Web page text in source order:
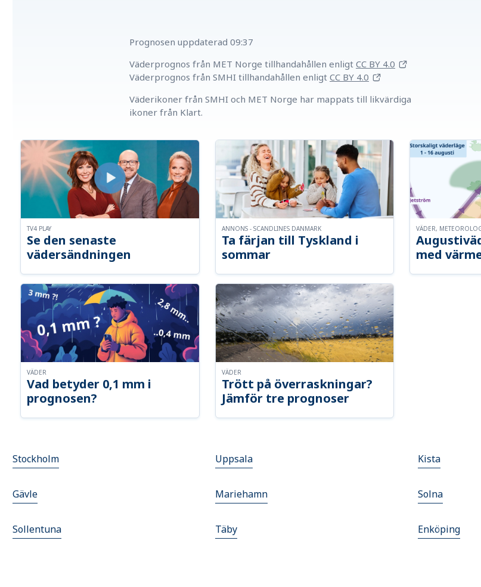
Prognosen uppdaterad 09:37
Väderprognos från MET Norge tillhandahållen enligt CC BY 4.0
Väderprognos från SMHI tillhandahållen enligt CC BY 4.0
Väderikoner från SMHI och MET Norge har mappats till likvärdiga
ikoner från Klart.
Se den senaste
vädersändningen
TV4 PLAY
Ta färjan till Tyskland i
sommar
ANNONS - SCANDLINES DANMARK
med
VÄDER,
Vad betyder 0,1 mm i
prognosen?
VÄDER
Trött på överraskningar?
Jämför tre prognoser
VÄDER
Stockholm Uppsala Kista
Gävle Mariehamn Solna
Sollentuna Täby Enköping